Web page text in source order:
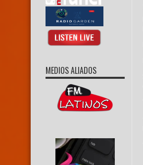
MEDIOS ALIADOS